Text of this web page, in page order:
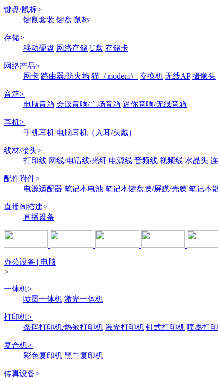
键盘/鼠标>
键鼠套装 键盘 鼠标
存储>
移动硬盘 网络存储 U盘 存储卡
网络产品>
网卡 路由器/防火墙 猫（modem） 交换机 无线AP 摄像头
音箱>
电脑音箱 会议音响/广场音箱 迷你音响/无线音箱
耳机>
手机耳机 电脑耳机（入耳/头戴）
线材/接头>
打印线 网线/电话线/光纤 电源线 音频线 视频线 水晶头
配件附件>
电源适配器 笔记本电池 笔记本键盘膜/屏膜/壳膜 笔记本
直播间搭建>
直播设备
办公设备 | 电脑
>
一体机>
喷墨一体机 激光一体机
打印机>
条码打印机/热敏打印机 激光打印机 针式打印机 喷墨打
复合机>
彩色复印机 黑白复印机
传真设备>